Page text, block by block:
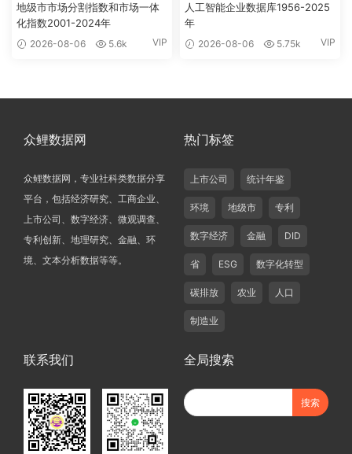
地级市市场分割指数和市场一体
化指数2001-2024年
2026-08-06 5.6k VIP
人工智能企业数据库1956-2025
年
2026-08-06 5.75k VIP
众鲤数据网
众鲤数据网，专业社科类数据分享
平台，包括经济研究、工商企业、
上市公司、数字经济、微观调查、
专利创新、地理研究、金融、环
境、文本分析数据等等。
热门标签
上市公司 统计年鉴
环境 地级市 专利
数字经济 金融 DID
省 ESG 数字化转型
碳排放 农业 人口
制造业
联系我们 全局搜索